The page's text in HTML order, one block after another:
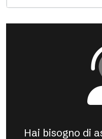
Hai bisogno di